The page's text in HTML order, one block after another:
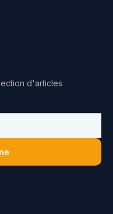
d'articles